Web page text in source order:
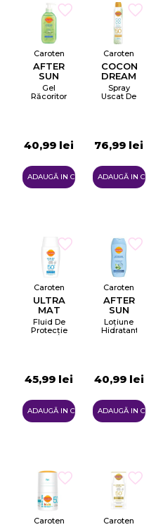
Caroten
AFTER
SUN
Gel
Răcoritor
40,99 lei
ADAUGĂ IN COŞ
Caroten
COCONUT
DREAMS
Spray
Uscat De
76,99 lei
ADAUGĂ IN COŞ
Caroten
ULTRA
MAT
Fluid De
Protecție
Solară
SPF50+
45,99 lei
ADAUGĂ IN COŞ
Caroten
AFTER
SUN
Loțiune
Hidratantă
40,99 lei
ADAUGĂ IN COŞ
Caroten Caroten